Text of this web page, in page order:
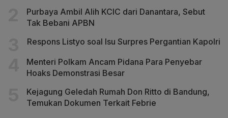
Purbaya Ambil Alih KCIC dari Danantara, Sebut
Tak Bebani APBN
Respons Listyo soal Isu Surpres Pergantian Kapolri
Menteri Polkam Ancam Pidana Para Penyebar
Hoaks Demonstrasi Besar
Kejagung Geledah Rumah Don Ritto di Bandung,
Temukan Dokumen Terkait Febrie